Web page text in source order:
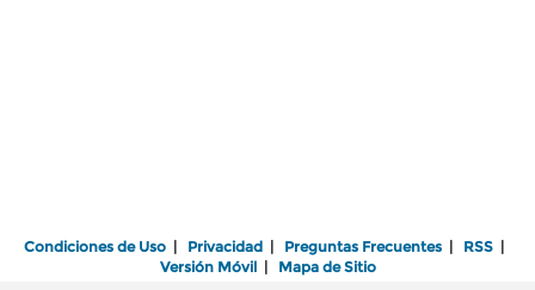
Condiciones de Uso | Privacidad | Preguntas Frecuentes | RSS |
Versión Móvil| Mapa de Sitio